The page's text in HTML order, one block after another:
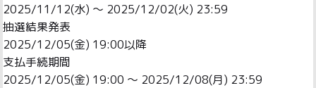
2025/11/12(水) ～ 2025/12/02(火) 23:59
抽選結果発表
2025/12/05(金) 19:00以降
支払手続期間
2025/12/05(金) 19:00 ～ 2025/12/08(月) 23:59